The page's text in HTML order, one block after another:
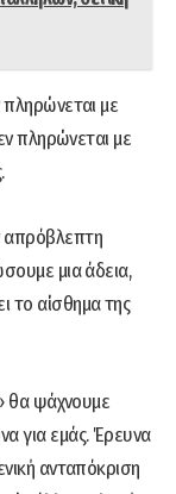
με
πληρώνεται με
απρόβλεπτη
μια άδεια,
το αίσθημα της
θα ψάχνουμε
για εμάς. Έρευνα
ανταπόκριση